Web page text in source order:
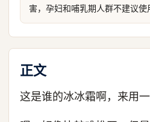
害，孕妇和哺乳期人群不建议使
正文
这是谁的冰冰霜啊，来用一